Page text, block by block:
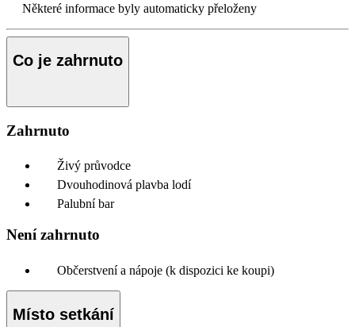
Některé informace byly automaticky přeloženy
Co je zahrnuto
Zahrnuto
Živý průvodce
Dvouhodinová plavba lodí
Palubní bar
Není zahrnuto
Občerstvení a nápoje (k dispozici ke koupi)
Místo setkání